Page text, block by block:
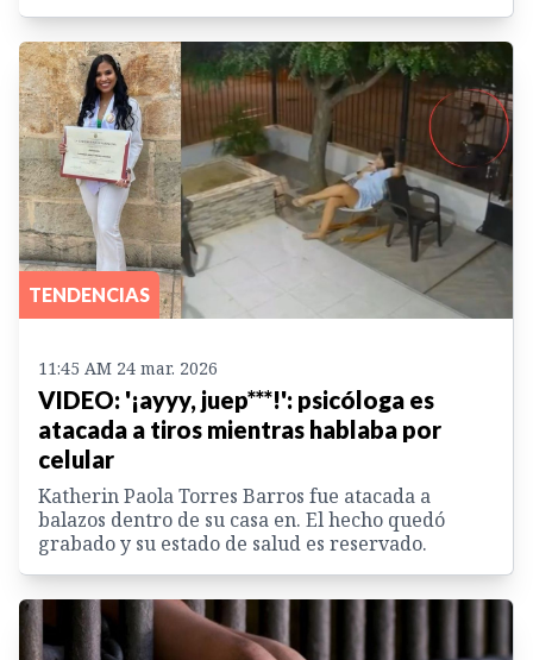
TENDENCIAS
11:45 AM 24 mar. 2026
VIDEO: '¡ayyy, juep***!': psicóloga es
atacada a tiros mientras hablaba por
celular
Katherin Paola Torres Barros fue atacada a
balazos dentro de su casa en. El hecho quedó
grabado y su estado de salud es reservado.